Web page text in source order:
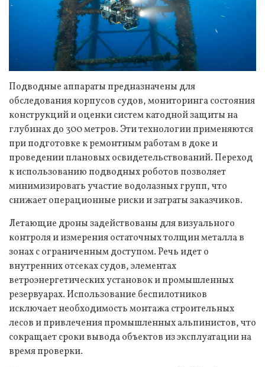
Подводные аппараты предназначены для
обследования корпусов судов, мониторинга состояния
конструкций и оценки систем катодной защиты на
глубинах до 300 метров. Эти технологии применяются
при подготовке к ремонтным работам в доке и
проведении плановых освидетельствований. Переход
к использованию подводных роботов позволяет
минимизировать участие водолазных групп, что
снижает операционные риски и затраты заказчиков.
Летающие дроны задействованы для визуального
контроля и измерения остаточных толщин металла в
зонах с ограниченным доступом. Речь идет о
внутренних отсеках судов, элементах
ветроэнергетических установок и промышленных
резервуарах. Использование беспилотников
исключает необходимость монтажа строительных
лесов и привлечения промышленных альпинистов, что
сокращает сроки вывода объектов из эксплуатации на
время проверки.